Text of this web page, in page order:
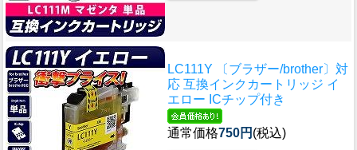
LC111Y 〔ブラザー/brother〕対
応 互換インクカートリッジ イ
エロー ICチップ付き
通常価格750円 (税込)